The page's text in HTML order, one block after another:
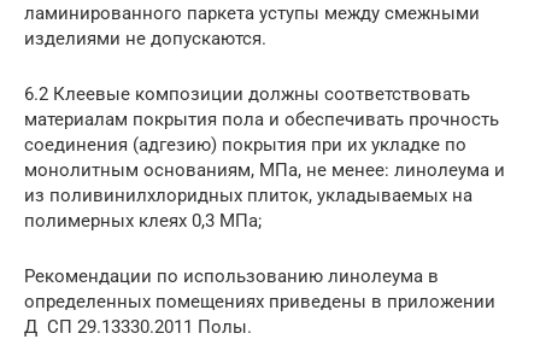
ламинированного паркета уступы между смежными
изделиями не допускаются.
6.2 Клеевые композиции должны соответствовать
материалам покрытия пола и обеспечивать прочность
соединения (адгезию) покрытия при их укладке по
монолитным основаниям, МПа, не менее: линолеума и
из поливинилхлоридных плиток, укладываемых на
полимерных клеях 0,3 МПа;
Рекомендации по использованию линолеума в
определенных помещениях приведены в приложении
Д СП 29.13330.2011 Полы.